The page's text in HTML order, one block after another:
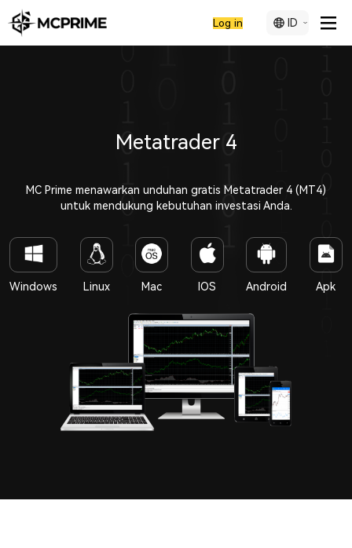
Log in ID
Metatrader 4
MC Prime menawarkan unduhan gratis Metatrader 4 (MT4)
untuk mendukung kebutuhan investasi Anda.
Windows Linux Mac IOS Android Apk